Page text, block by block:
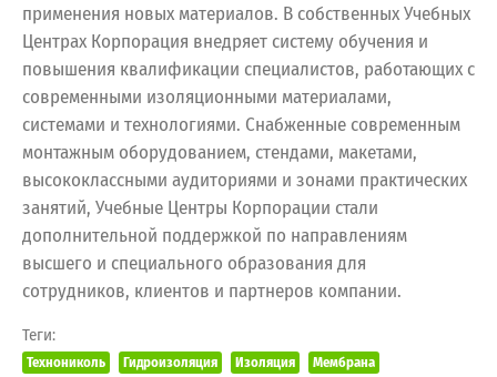
применения новых материалов. В собственных Учебных
Центрах Корпорация внедряет систему обучения и
повышения квалификации специалистов, работающих с
современными изоляционными материалами,
системами и технологиями. Снабженные современным
монтажным оборудованием, стендами, макетами,
высококлассными аудиториями и зонами практических
занятий, Учебные Центры Корпорации стали
дополнительной поддержкой по направлениям
высшего и специального образования для
сотрудников, клиентов и партнеров компании.
Теги:
Технониколь Гидроизоляция Изоляция
Мембрана